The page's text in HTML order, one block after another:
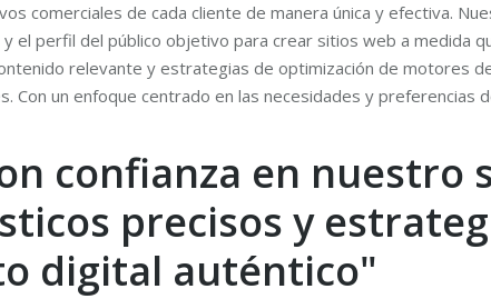
comerciales de cada cliente de manera única y efectiva.
el perfil del público objetivo para crear sitios web a medida
relevante y estrategias de optimización de motores
un enfoque centrado en las necesidades y preferencias
confianza en nuestro
precisos y
digital auténtico"